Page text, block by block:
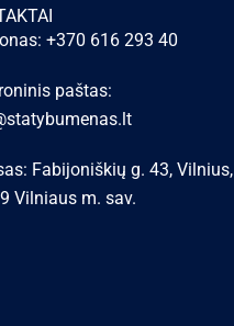
+370 616 293 40
paštas:
Fabijoniškių g. 43, Vilnius,
Vilniaus m. sav.